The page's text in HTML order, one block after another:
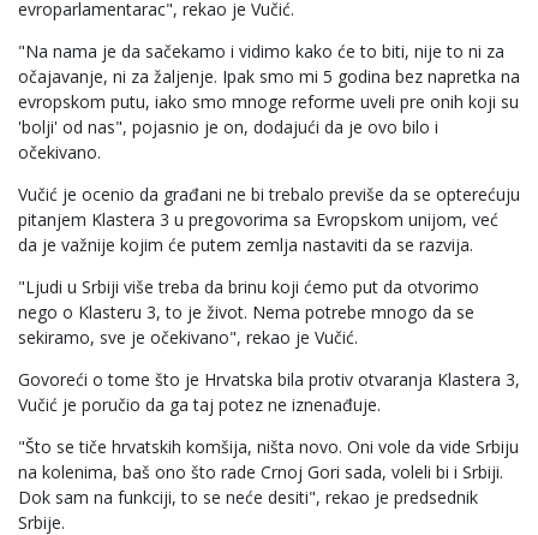
evroparlamentarac", rekao je Vučić.
"Na nama je da sačekamo i vidimo kako će to biti, nije to ni za
očajavanje, ni za žaljenje. Ipak smo mi 5 godina bez napretka na
evropskom putu, iako smo mnoge reforme uveli pre onih koji su
'bolji' od nas", pojasnio je on, dodajući da je ovo bilo i
očekivano.
Vučić je ocenio da građani ne bi trebalo previše da se opterećuju
pitanjem Klastera 3 u pregovorima sa Evropskom unijom, već
da je važnije kojim će putem zemlja nastaviti da se razvija.
"Ljudi u Srbiji više treba da brinu koji ćemo put da otvorimo
nego o Klasteru 3, to je život. Nema potrebe mnogo da se
sekiramo, sve je očekivano", rekao je Vučić.
Govoreći o tome što je Hrvatska bila protiv otvaranja Klastera 3,
Vučić je poručio da ga taj potez ne iznenađuje.
"Što se tiče hrvatskih komšija, ništa novo. Oni vole da vide Srbiju
na kolenima, baš ono što rade Crnoj Gori sada, voleli bi i Srbiji.
Dok sam na funkciji, to se neće desiti", rekao je predsednik
Srbije.